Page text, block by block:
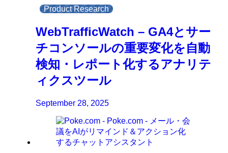
Product Research
WebTrafficWatch – GA4とサー
チコンソールの重要変化を自動
検知・レポート化するアナリテ
ィクスツール
September 28, 2025